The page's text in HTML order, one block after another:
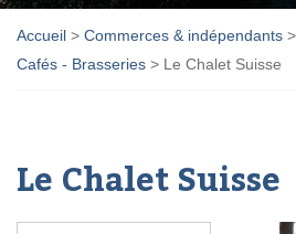
Accueil > Commerces & indépendants >
Cafés - Brasseries > Le Chalet Suisse
Le Chalet Suisse